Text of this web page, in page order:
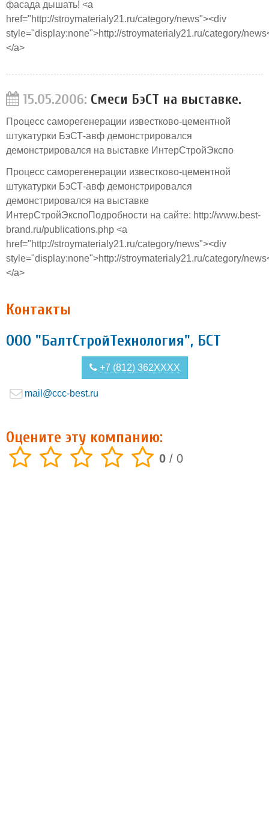
фасада дышать! <a
href="http://stroymaterialy21.ru/category/news"><div
style="display:none">http://stroymaterialy21.ru/category/
</a>
15.05.2006: Смеси БэСТ на выставке.
Процесс саморегенерации известково-цементной
штукатурки БэСТ-авф демонстрировался
демонстрировался на выставке ИнтерСтройЭкспо
Процесс саморегенерации известково-цементной
штукатурки БэСТ-авф демонстрировался
демонстрировался на выставке
ИнтерСтройЭкспоПодробности на сайте: http://www.best-
brand.ru/publications.php <a
href="http://stroymaterialy21.ru/category/news"><div
style="display:none">http://stroymaterialy21.ru/category/
</a>
Контакты
ООО "БалтСтройТехнология", БСТ
+7 (812) 362XXXX
mail@ccc-best.ru
Оцените эту компанию:
0 / 0